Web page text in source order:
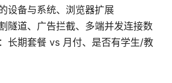
设备与系统、浏览器扩展
隧道、广告拦截、多端并发连接数
长期套餐 vs 月付、是否有学生/教